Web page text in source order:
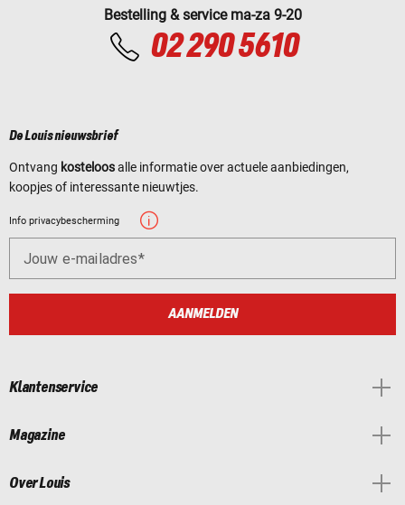
Bestelling & service ma-za 9-20
02 290 5610
De Louis nieuwsbrief
Ontvang kosteloosalle informatie over actuele aanbiedingen,
koopjes of interessante nieuwtjes.
Info privacybescherming
Jouw e-mailadres
AANMELDEN
Klantenservice
Magazine
Over Louis